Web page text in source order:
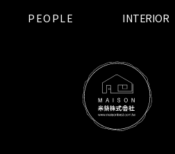
PEOPLE INTERIOR